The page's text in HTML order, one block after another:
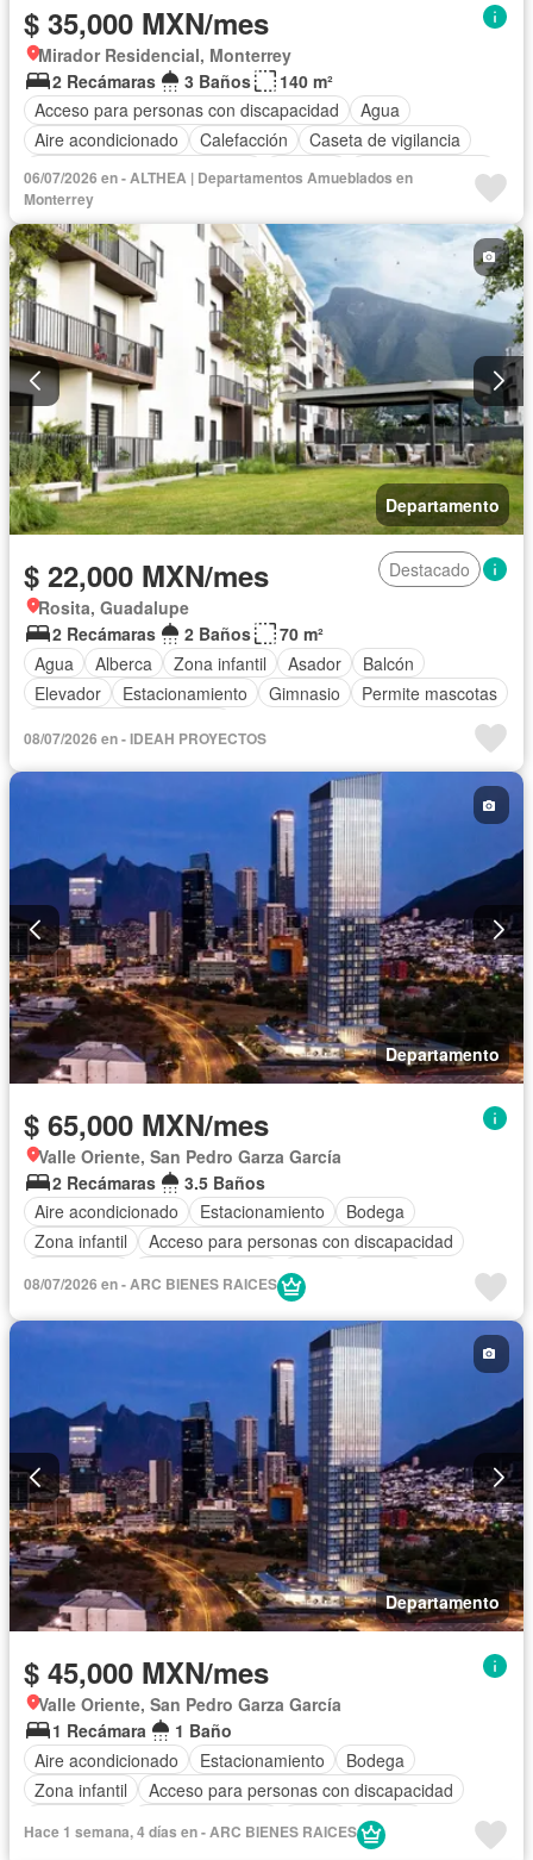
$ 35,000 MXN/mes
Mirador Residencial, Monterrey
2 Recámaras
3 Baños
140 m²
Acceso para personas con discapacidad
Agua
Aire acondicionado
Calefacción
Caseta de vigilancia
Circuito cerrado de televisión
Cisterna
Cocina equipada
Cuarto de servicio
Estacionamiento
Gas natural Gimnasio
Internet
Recámara con closet
Sala polivalente Seguridad
Wifi
Permite niños
Solo familias Completamente amueblado
06/07/2026 en - ALTHEA | Departamentos Amueblados en
Monterrey
Departamento
$ 22,000 MXN/mes
Destacado
Rosita, Guadalupe
2 Recámaras
2 Baños
70 m²
Agua
Alberca Zona infantil Asador
Balcón
Elevador
Estacionamiento Gimnasio
Permite mascotas
08/07/2026 en - IDEAH PROYECTOS
Departamento
$ 65,000 MXN/mes
Valle Oriente, San Pedro Garza García
2 Recámaras
3.5 Baños
Aire acondicionado
Estacionamiento
Bodega
Zona infantil
Acceso para personas con discapacidad
Jardín
Sala polivalente
Agua
08/07/2026 en - ARC BIENES RAICES
Departamento
$ 45,000 MXN/mes
Valle Oriente, San Pedro Garza García
1 Recámara
1 Baño
Aire acondicionado
Estacionamiento
Bodega
Zona infantil
Acceso para personas con discapacidad
Asador
Sala polivalente
Hace 1 semana, 4 días en - ARC BIENES RAICES